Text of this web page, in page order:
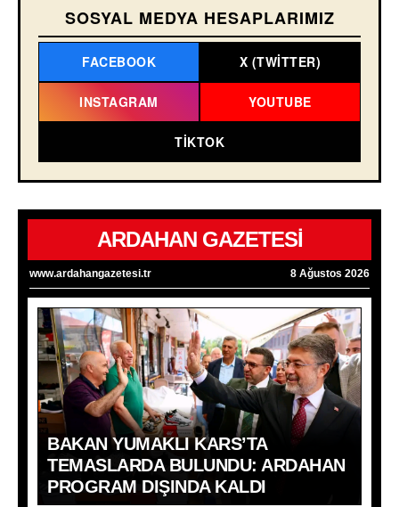
SOSYAL MEDYA HESAPLARIMIZ
FACEBOOK X (TWITTER)
INSTAGRAM YOUTUBE
TIKTOK
ARDAHAN GAZETESİ
www.ardahangazetesi.tr 8 Ağustos 2026
BAKAN YUMAKLI KARS’TA
TEMASLARDA BULUNDU: ARDAHAN
PROGRAM DIŞINDA KALDI